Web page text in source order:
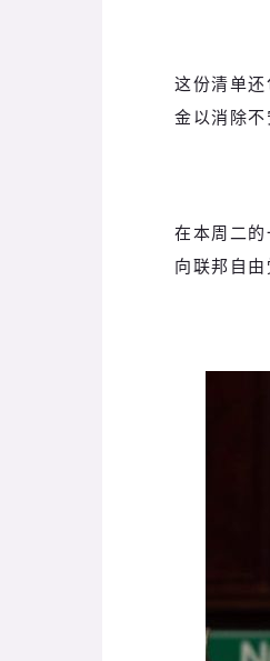
这份清单
金以消除
在本周二
向联邦自